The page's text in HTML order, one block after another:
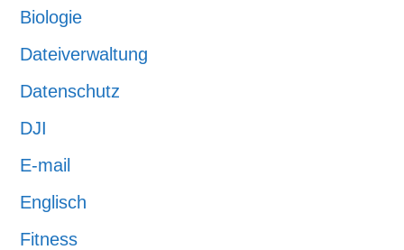
Biologie
Dateiverwaltung
Datenschutz
DJI
E-mail
Englisch
Fitness